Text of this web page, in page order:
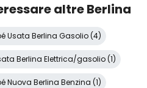
altre Berlina
Usata Berlina Gasolio (4)
Berlina Elettrica/gasolio (1)
Nuova Berlina Benzina (1)